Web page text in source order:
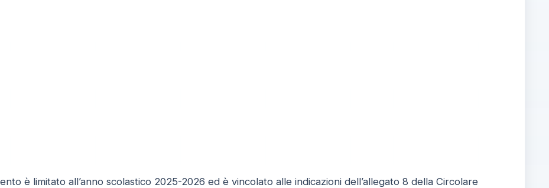
è limitato all’anno scolastico 2025-2026 ed è vincolato alle indicazioni dell’allegato 8 della Circolare